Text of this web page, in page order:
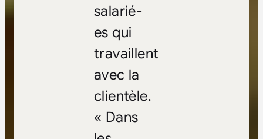
salarié-
es qui
travaillent
avec la
clientèle.
« Dans